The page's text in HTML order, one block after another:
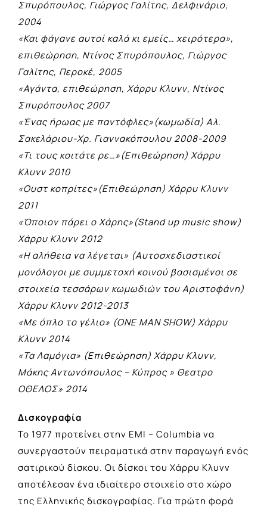
Σπυρόπουλος, Γιώργος Γαλίτης, Δελφινάριο,
2004
«Και φάγανε αυτοί καλά κι εμείς… χειρότερα»,
επιθεώρηση, Ντίνος Σπυρόπουλος, Γιώργος
Γαλίτης, Περοκέ, 2005
«Αγάντα, επιθεώρηση, Χάρρυ Κλυνν, Ντίνος
Σπυρόπουλος 2007
«Ένας ήρωας με παντόφλες»(κωμωδία) Αλ.
Σακελάριου-Χρ. Γιαννακόπουλου 2008-2009
«Τι τους κοιτάτε ρε…»(Επιθεώρηση) Χάρρυ
Κλυνν 2010
«Ουστ κοπρίτες»(Επιθεώρηση) Χάρρυ Κλυνν
2011
«Όποιον πάρει ο Χάρης»(Stand up music show)
Χάρρυ Κλυνν 2012
«Η αλήθεια να λέγεται» (Αυτοσχεδιαστικοί
μονόλογοι με συμμετοχή κοινού βασισμένοι σε
στοιχεία τεσσάρων κωμωδιών του Αριστοφάνη)
Χάρρυ Κλυνν 2012-2013
«Με όπλο το γέλιο» (ONE MAN SHOW) Χάρρυ
Κλυνν 2014
«Τα Λαμόγια» (Επιθεώρηση) Χάρρυ Κλυνν,
Μάκης Αντωνόπουλος – Κύπρος » Θεατρο
ΟΘΕΛΟΣ» 2014
Δισκογραφία
Το 1977 προτείνει στην EMI – Columbia να
συνεργαστούν πειραματικά στην παραγωγή ενός
σατιρικού δίσκου. Oι δίσκοι του Xάρρυ Kλυνν
αποτέλεσαν ένα ιδιαίτερο στοιχείο στο χώρο
της Eλληνικής δισκογραφίας. Για πρώτη φορά